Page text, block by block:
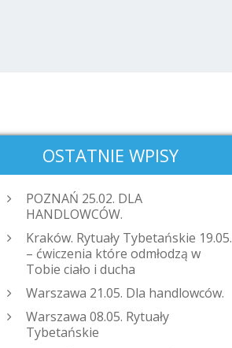
OSTATNIE WPISY
POZNAŃ 25.02. DLA
HANDLOWCÓW.
Kraków. Rytuały Tybetańskie 19.05.
– ćwiczenia które odmłodzą w
Tobie ciało i ducha
Warszawa 21.05. Dla handlowców.
Warszawa 08.05. Rytuały
Tybetańskie